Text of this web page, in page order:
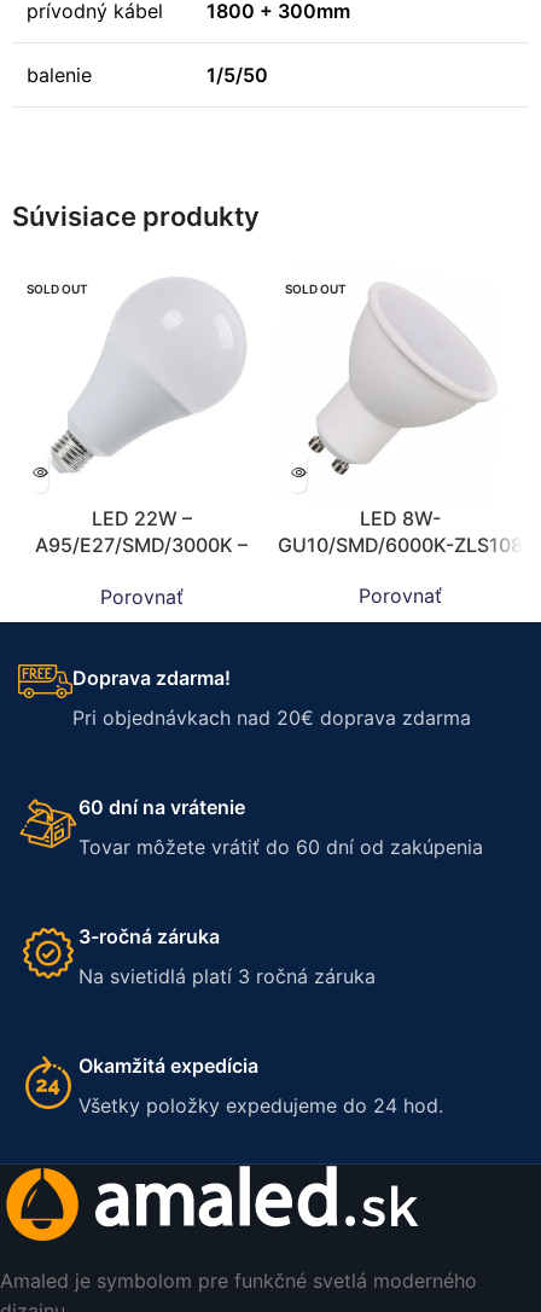
prívodný kábel 1800 + 300mm
balenie 1/5/50
Súvisiace produkty
SOLD OUT
LED 22W –
A95/E27/SMD/3000K –
Porovnať
SOLD OUT
LED 8W-
GU10/SMD/6000K-ZLS108
Porovnať
Doprava zdarma!
Pri objednávkach nad 20€ doprava zdarma
60 dní na vrátenie
Tovar môžete vrátiť do 60 dní od zakúpenia
3-ročná záruka
Na svietidlá platí 3 ročná záruka
Okamžitá expedícia
Všetky položky expedujeme do 24 hod.
Amaled je symbolom pre funkčné svetlá moderného